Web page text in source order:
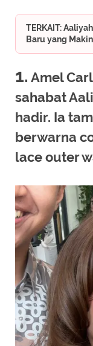
TERKAIT:
Baru yang
1. Amel
sahabat
hadir. Ia
berwarna
lace outer